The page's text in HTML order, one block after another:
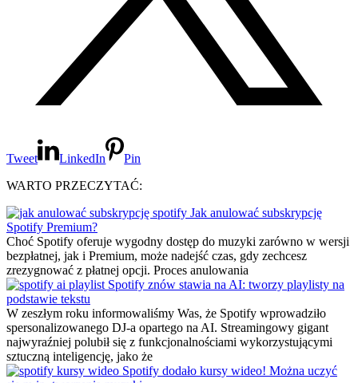
Tweet LinkedIn
Pin
WARTO PRZECZYTAĆ:
Jak anulować subskrypcję
Spotify Premium?
Choć Spotify oferuje wygodny dostęp do muzyki zarówno w wersji
bezpłatnej, jak i Premium, może nadejść czas, gdy zechcesz
zrezygnować z płatnej opcji. Proces anulowania
Spotify znów stawia na AI: tworzy playlisty na
podstawie tekstu
W zeszłym roku informowaliśmy Was, że Spotify wprowadziło
spersonalizowanego DJ-a opartego na AI. Streamingowy gigant
najwyraźniej polubił się z funkcjonalnościami wykorzystującymi
sztuczną inteligencję, jako że
Spotify dodało kursy wideo! Można uczyć